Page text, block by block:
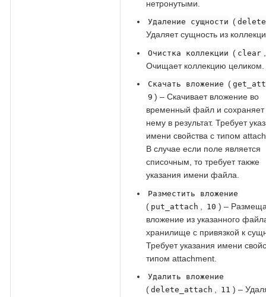
нетронутыми.
Удаление сущности ( delete
Удаляет сущность из
Очистка коллекции ( clear
Очищает коллекцию целиком.
Скачать вложение (
9 ) – Скачивает вложение во
временный файл и сохраняет
нему в результат. Требует
имени свойства с типом
В случае если поле является
списочным, то требует также
указания имени файла.
Разместить вложение
( put_attach 10 ) –
вложение из указанного
хранилище с привязкой к
Требует указания имени
типом attachment.
Удалить вложение
( delete_attach 11 ) –